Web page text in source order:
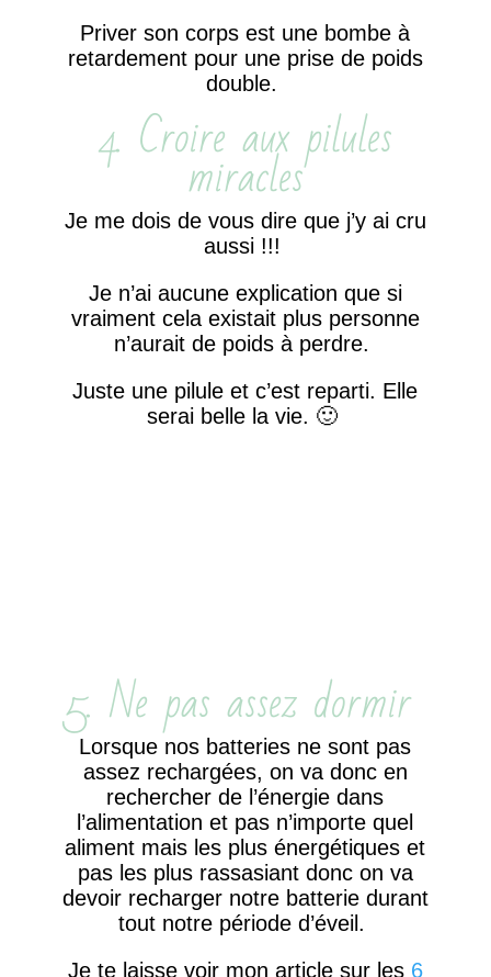
Priver son corps est une bombe à
retardement pour une prise de poids
double.
4. Croire aux pilules
miracles
Je me dois de vous dire que j’y ai cru
aussi !!!
Je n’ai aucune explication que si
vraiment cela existait plus personne
n’aurait de poids à perdre.
Juste une pilule et c’est reparti. Elle
serai belle la vie. 🙂
5. Ne pas assez dormir
Lorsque nos batteries ne sont pas
assez rechargées, on va donc en
rechercher de l’énergie dans
l’alimentation et pas n’importe quel
aliment mais les plus énergétiques et
pas les plus rassasiant donc on va
devoir recharger notre batterie durant
tout notre période d’éveil.
Je te laisse voir mon article sur les 6